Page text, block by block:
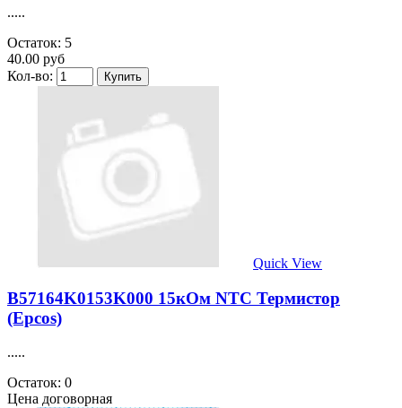
.....
Остаток: 5
40.00 руб
Кол-во:
Quick View
B57164K0153K000 15кОм NTC Термистор
(Epcos)
.....
Остаток: 0
Цена договорная